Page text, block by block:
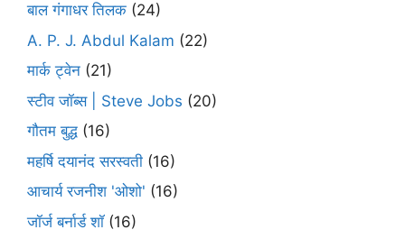
बाल गंगाधर तिलक (24)
A. P. J. Abdul Kalam (22)
मार्क ट्वेन (21)
स्टीव जॉब्स | Steve Jobs (20)
गौतम बुद्ध (16)
महर्षि दयानंद सरस्वती (16)
आचार्य रजनीश 'ओशो' (16)
जॉर्ज बर्नार्ड शॉ(16)